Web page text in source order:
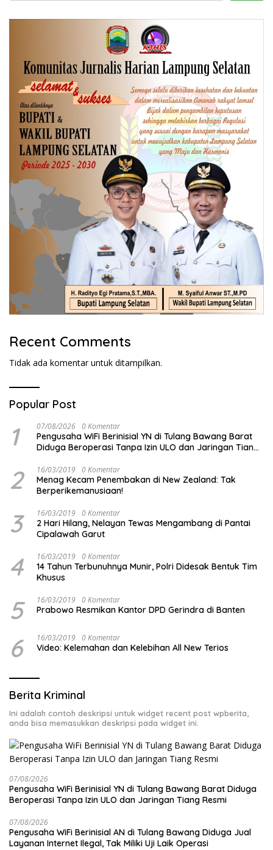
Recent Comments
Tidak ada komentar untuk ditampilkan.
Popular Post
1 07/08/2026 0 Komentar
Pengusaha WiFi Berinisial YN di Tulang Bawang Barat
Diduga Beroperasi Tanpa Izin ULO dan Jaringan Tiang
2 16/03/2019 0 Komentar
Menag Kecam Penembakan di New Zealand: Tak
Berperikemanusiaan!
3 16/03/2019 0 Komentar
2 Hari Hilang, Nelayan Tewas Mengambang di Pantai
Cipalawah Garut
4 16/03/2019 0 Komentar
14 Tahun Terbunuhnya Munir, Polri Didesak Bentuk Tim
Khusus
5 16/03/2019 0 Komentar
Prabowo Resmikan Kantor DPD Gerindra di Banten
6 16/03/2019 0 Komentar
Video: Kelemahan dan Kelebihan All New Terios
Berita Kriminal
Ini adalah contoh deskripsi untuk widget recent post wpberita,
anda bisa memasukkan deskripsi pada widget ini.
07/08/2026
Pengusaha WiFi Berinisial YN di Tulang Bawang Barat Diduga
Beroperasi Tanpa Izin ULO dan Jaringan Tiang Resmi
07/08/2026
Pengusaha WiFi Berinisial AN di Tulang Bawang Diduga Jual
Layanan Internet Ilegal, Tak Miliki Uji Laik Operasi